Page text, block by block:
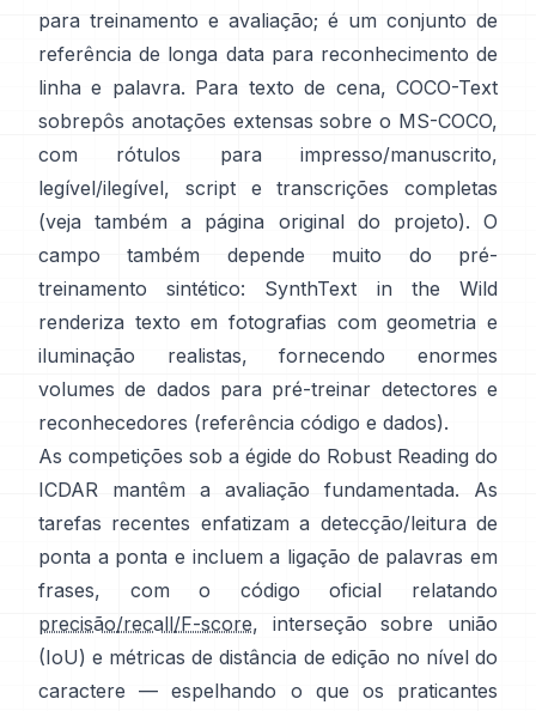
para treinamento e avaliação; é um conjunto de
referência de longa data para reconhecimento de
linha e palavra. Para texto de cena, COCO-Text
sobrepôs anotações extensas sobre o MS-COCO,
com rótulos para impresso/manuscrito,
legível/ilegível, script e transcrições completas
(veja também a
página original do projeto). O
campo também depende muito do pré-
treinamento sintético:
SynthText in the Wild
renderiza texto em fotografias com geometria e
iluminação realistas, fornecendo enormes
volumes de dados para pré-treinar detectores e
reconhecedores (referência código e dados).
As competições sob a égide do Robust Reading do
ICDAR
mantêm a avaliação fundamentada. As
tarefas recentes enfatizam a detecção/leitura de
ponta a ponta e incluem a ligação de palavras em
frases, com o código oficial relatando
precisão/recall/F-score, interseção sobre união
(IoU) e métricas de distância de edição no nível do
caractere — espelhando o que os praticantes